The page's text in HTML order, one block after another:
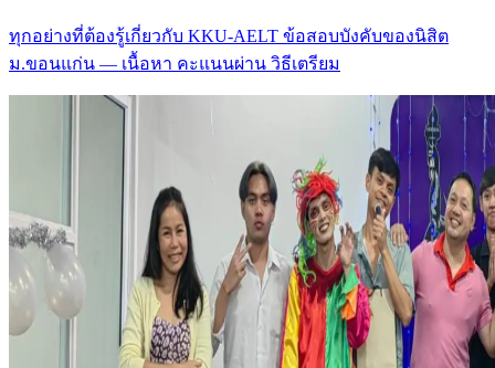
ทุกอย่างที่ต้องรู้เกี่ยวกับ KKU-AELT ข้อสอบบังคับของนิสิต
ม.ขอนแก่น — เนื้อหา คะแนนผ่าน วิธีเตรียม